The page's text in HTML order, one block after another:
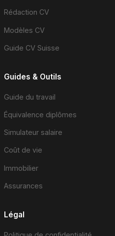
Rédaction CV
Modèles CV
Guide CV Suisse
Guides & Outils
Guide du travail
Équivalence diplômes
Simulateur salaire
Coût de vie
Immobilier
Assurances
Légal